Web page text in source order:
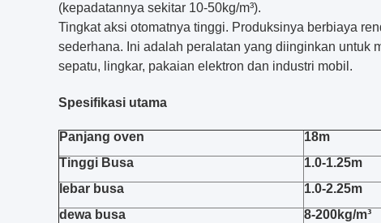
(kepadatannya sekitar 10-50kg/m³).
Tingkat aksi otomatnya tinggi. Produksinya berbiaya
sederhana. Ini adalah peralatan yang diinginkan untuk
sepatu, lingkar, pakaian elektron dan industri mobil.
Spesifikasi utama
Panjang oven
18m
Tinggi Busa
1.0-1.25m
lebar busa
1.0-2.25m
dewa busa
8-200kg/m³